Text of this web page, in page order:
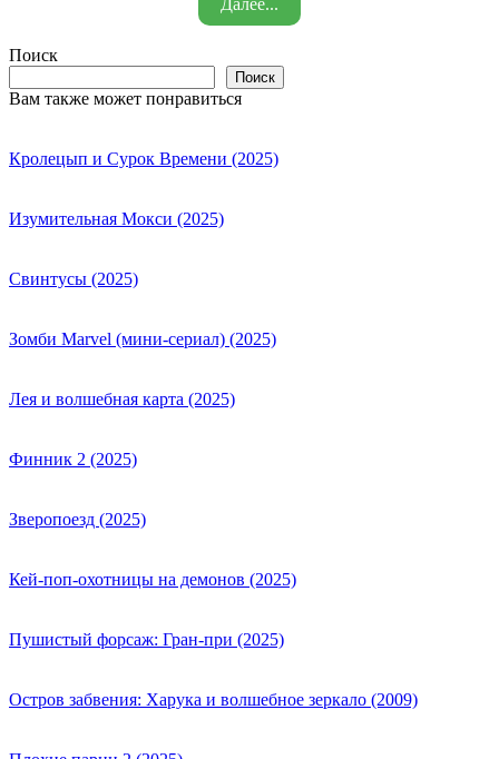
Далее...
Поиск
Поиск
Вам также может понравиться
Кролецып и Сурок Времени (2025)
Изумительная Мокси (2025)
Свинтусы (2025)
Зомби Marvel (мини-сериал) (2025)
Лея и волшебная карта (2025)
Финник 2 (2025)
Зверопоезд (2025)
Кей-поп-охотницы на демонов (2025)
Пушистый форсаж: Гран-при (2025)
Остров забвения: Харука и волшебное зеркало (2009)